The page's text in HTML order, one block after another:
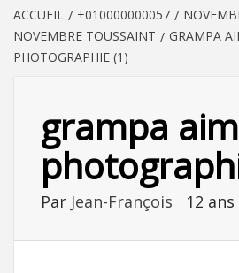
ACCUEIL +010000000057
NOVEMBRE TOUSSAINT
GRAMPA
PHOTOGRAPHIE (1)
grampa
Par Jean-François 12